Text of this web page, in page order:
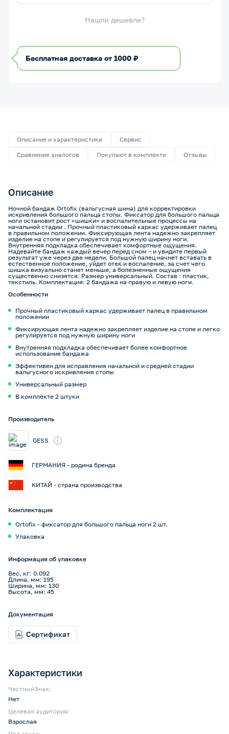
Нашли дешевле?
Бесплатная доставка от 1000 ₽
Описание и характеристики
Сервис
Сравнение аналогов
Покупают в комплекте Отзывы
Описание
Ночной бандаж Ortofix (вальгусная шина) для корректировки
искривления большого пальца стопы. Фиксатор для большого пальца
ноги остановит рост «шишки» и воспалительные процессы на
начальной стадии . Прочный пластиковый каркас удерживает палец
в правильном положении. Фиксирующая лента надежно закрепляет
изделие на стопе и регулируется под нужную ширину ноги.
Внутренняя подкладка обеспечивает комфортные ощущения.
Надевайте бандаж каждый вечер перед сном – и увидите первый
результат уже через две недели. Большой палец начнет вставать в
естественное положение, уйдет отек и воспаление, за счет чего
шишка визуально станет меньше, а болезненные ощущения
существенно снизятся. Размер универсальный. Состав : пластик,
текстиль. Комплектация: 2 бандажа на правую и левую ноги.
Особенности
Прочный пластиковый каркас удерживает палец в правильном
положении
Фиксирующая лента надежно закрепляет изделие на стопе и легко
регулируется под нужную ширину ноги
Внутренняя подкладка обеспечивает более комфортное
использование бандажа
Эффективен для исправления начальной и средней стадии
вальгусного искривления стопы
Универсальный размер
В комплекте 2 штуки
Характеристики
ЧестныйЗнак:
Нет
Целевая аудитория:
Взрослая
Производитель
GESS i
ГЕРМАНИЯ - родина бренда
КИТАЙ - страна производства
Комплектация
Ortofix - фиксатор для большого пальца ноги 2 шт.
Упаковка
Информация об упаковке
Вес, кг: 0.092
Длина, мм: 195
Ширина, мм: 130
Высота, мм: 45
Документация
Сертификат